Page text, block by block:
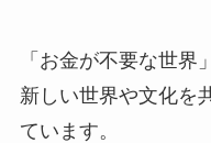
「お金が不要な世
新しい世界や文化を
ています。